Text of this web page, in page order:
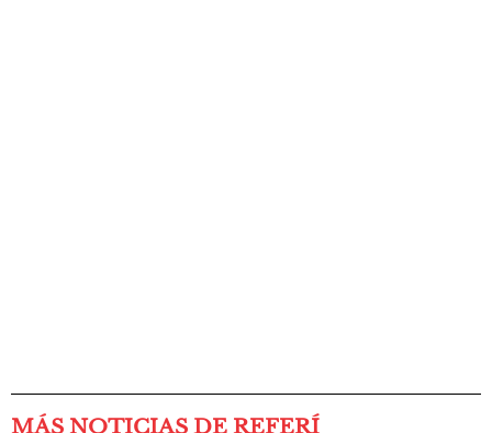
MÁS NOTICIAS DE REFERÍ